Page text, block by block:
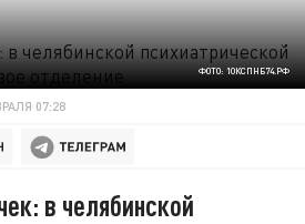
ФОТО: 1ОКСПНБ74.РФ
07:28
в челябинской